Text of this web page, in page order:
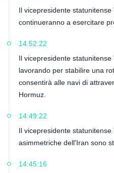
Il vicepresidente statunitense
continueranno a esercitare
14:52:22
Il vicepresidente
lavorando per stabilire una
consentirà alle navi di
Hormuz.
14:49:22
Il vicepresidente
asimmetriche dell'Iran sono
14:45:16